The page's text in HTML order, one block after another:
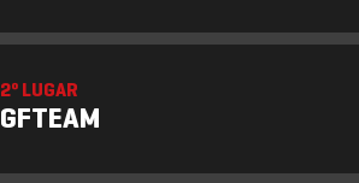
2º LUGAR
GFTEAM